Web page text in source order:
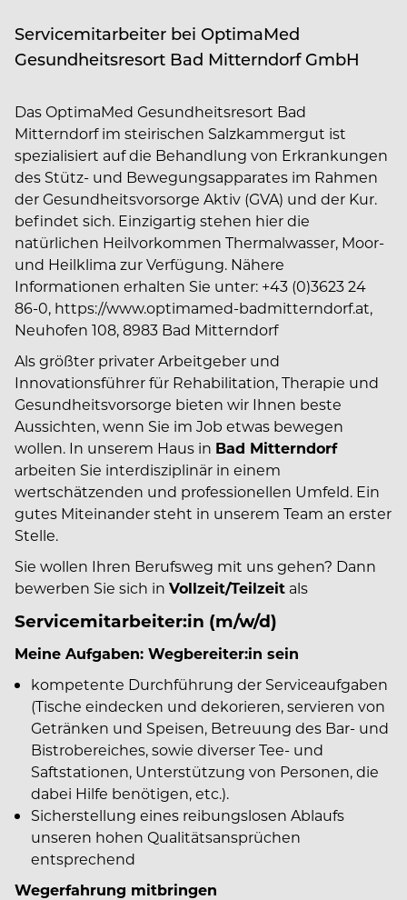
Servicemitarbeiter bei OptimaMed
Gesundheitsresort Bad Mitterndorf GmbH
Das OptimaMed Gesundheitsresort Bad
Mitterndorf im steirischen Salzkammergut ist
spezialisiert auf die Behandlung von Erkrankungen
des Stütz- und Bewegungsapparates im Rahmen
der Gesundheitsvorsorge Aktiv (GVA) und der Kur.
befindet sich. Einzigartig stehen hier die
natürlichen Heilvorkommen Thermalwasser, Moor-
und Heilklima zur Verfügung. Nähere
Informationen erhalten Sie unter: +43 (0)3623 24
86-0, https://www.optimamed-badmitterndorf.at,
Neuhofen 108, 8983 Bad Mitterndorf
Als größter privater Arbeitgeber und
Innovationsführer für Rehabilitation, Therapie und
Gesundheitsvorsorge bieten wir Ihnen beste
Aussichten, wenn Sie im Job etwas bewegen
wollen. In unserem Haus in Bad Mitterndorf
arbeiten Sie interdisziplinär in einem
wertschätzenden und professionellen Umfeld. Ein
gutes Miteinander steht in unserem Team an erster
Stelle.
Sie wollen Ihren Berufsweg mit uns gehen? Dann
bewerben Sie sich in Vollzeit/Teilzeit als
Servicemitarbeiter:in (m/w/d)
Meine Aufgaben: Wegbereiter:in sein
kompetente Durchführung der Serviceaufgaben
(Tische eindecken und dekorieren, servieren von
Getränken und Speisen, Betreuung des Bar- und
Bistrobereiches, sowie diverser Tee- und
Saftstationen, Unterstützung von Personen, die
dabei Hilfe benötigen, etc.).
Sicherstellung eines reibungslosen Ablaufs
unseren hohen Qualitätsansprüchen
entsprechend
Wegerfahrung mitbringen